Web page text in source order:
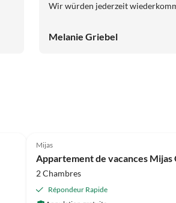
Wir würden jederzeit
Melanie Griebel
Mijas
Appartement de vacances Mijas
2 Chambres
Répondeur Rapide